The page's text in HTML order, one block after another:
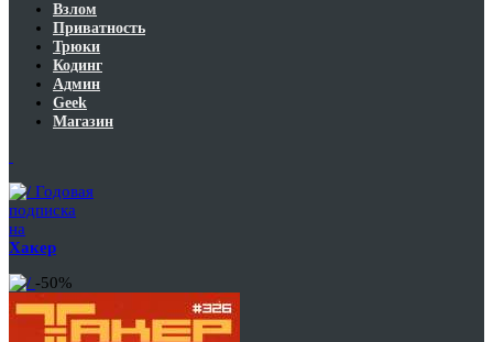
Взлом
Приватность
Трюки
Кодинг
Админ
Geek
Магазин
Годовая
подписка
на
Хакер
-50%